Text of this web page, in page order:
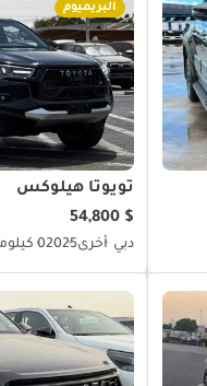
البريميوم
تويوتا هيلوكس
$ 54,800
دبي أخرى20250 كيلومتر